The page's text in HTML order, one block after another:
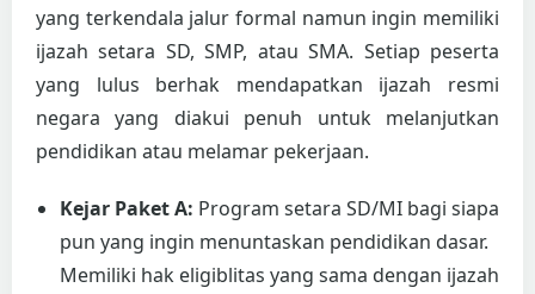
yang terkendala jalur formal namun ingin memiliki
ijazah setara SD, SMP, atau SMA. Setiap peserta
yang lulus berhak mendapatkan ijazah resmi
negara yang diakui penuh untuk melanjutkan
pendidikan atau melamar pekerjaan.
Kejar Paket A: Program setara SD/MI bagi siapa
pun yang ingin menuntaskan pendidikan dasar.
Memiliki hak eligiblitas yang sama dengan ijazah